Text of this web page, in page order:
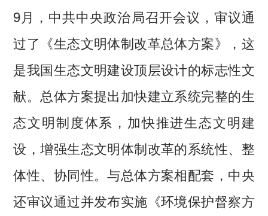
9月，中共中央政治局召开会议，审议通
过了《生态文明体制改革总体方案》，这
是我国生态文明建设顶层设计的标志性文
献。总体方案提出加快建立系统完整的生
态文明制度体系，加快推进生态文明建
设，增强生态文明体制改革的系统性、整
体性、协同性。与总体方案相配套，中央
还审议通过并发布实施《环境保护督察方